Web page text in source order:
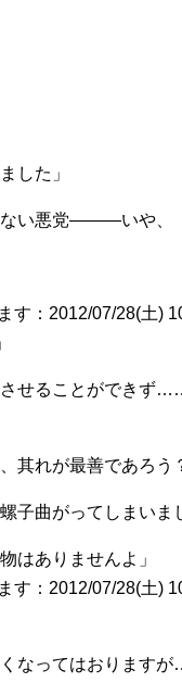
した」
悪党―――いや、『
す：2012/07/28(土)
せることができず
其れが最善であろう
子曲がってしまい
はありませんよ」
す：2012/07/28(土)
なってはおります